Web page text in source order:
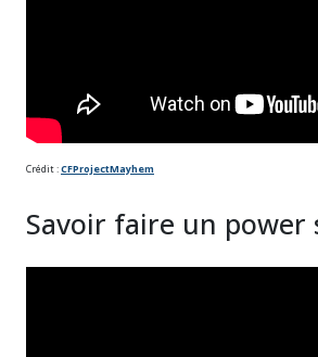
Crédit :CFProjectMayhem
Savoir faire un power